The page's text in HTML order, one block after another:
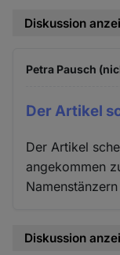
Diskussion
Petra Pausch
Der Artikel
Der Artikel
angekommen
Diskussion